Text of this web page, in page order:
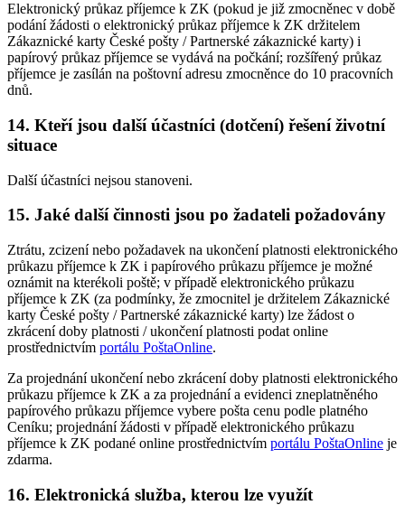
Elektronický průkaz příjemce k ZK (pokud je již zmocněnec v době
podání žádosti o elektronický průkaz příjemce k ZK držitelem
Zákaznické karty České pošty / Partnerské zákaznické karty) i
papírový průkaz příjemce se vydává na počkání; rozšířený průkaz
příjemce je zasílán na poštovní adresu zmocněnce do 10 pracovních
dnů.
14. Kteří jsou další účastníci (dotčení) řešení životní
situace
Další účastníci nejsou stanoveni.
15. Jaké další činnosti jsou po žadateli požadovány
Ztrátu, zcizení nebo požadavek na ukončení platnosti elektronického
průkazu příjemce k ZK i papírového průkazu příjemce je možné
oznámit na kterékoli poště; v případě elektronického průkazu
příjemce k ZK (za podmínky, že zmocnitel je držitelem Zákaznické
karty České pošty / Partnerské zákaznické karty) lze žádost o
zkrácení doby platnosti / ukončení platnosti podat online
prostřednictvím portálu PoštaOnline.
Za projednání ukončení nebo zkrácení doby platnosti elektronického
průkazu příjemce k ZK a za projednání a evidenci zneplatněného
papírového průkazu příjemce vybere pošta cenu podle platného
Ceníku; projednání žádosti v případě elektronického průkazu
příjemce k ZK podané online prostřednictvím portálu PoštaOnline je
zdarma.
16. Elektronická služba, kterou lze využít